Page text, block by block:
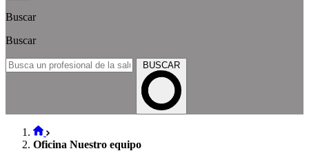
Buscar
Buscar
BUSCAR
Oficina Nuestro equipo